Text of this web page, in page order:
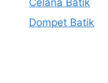
Dompet Batik